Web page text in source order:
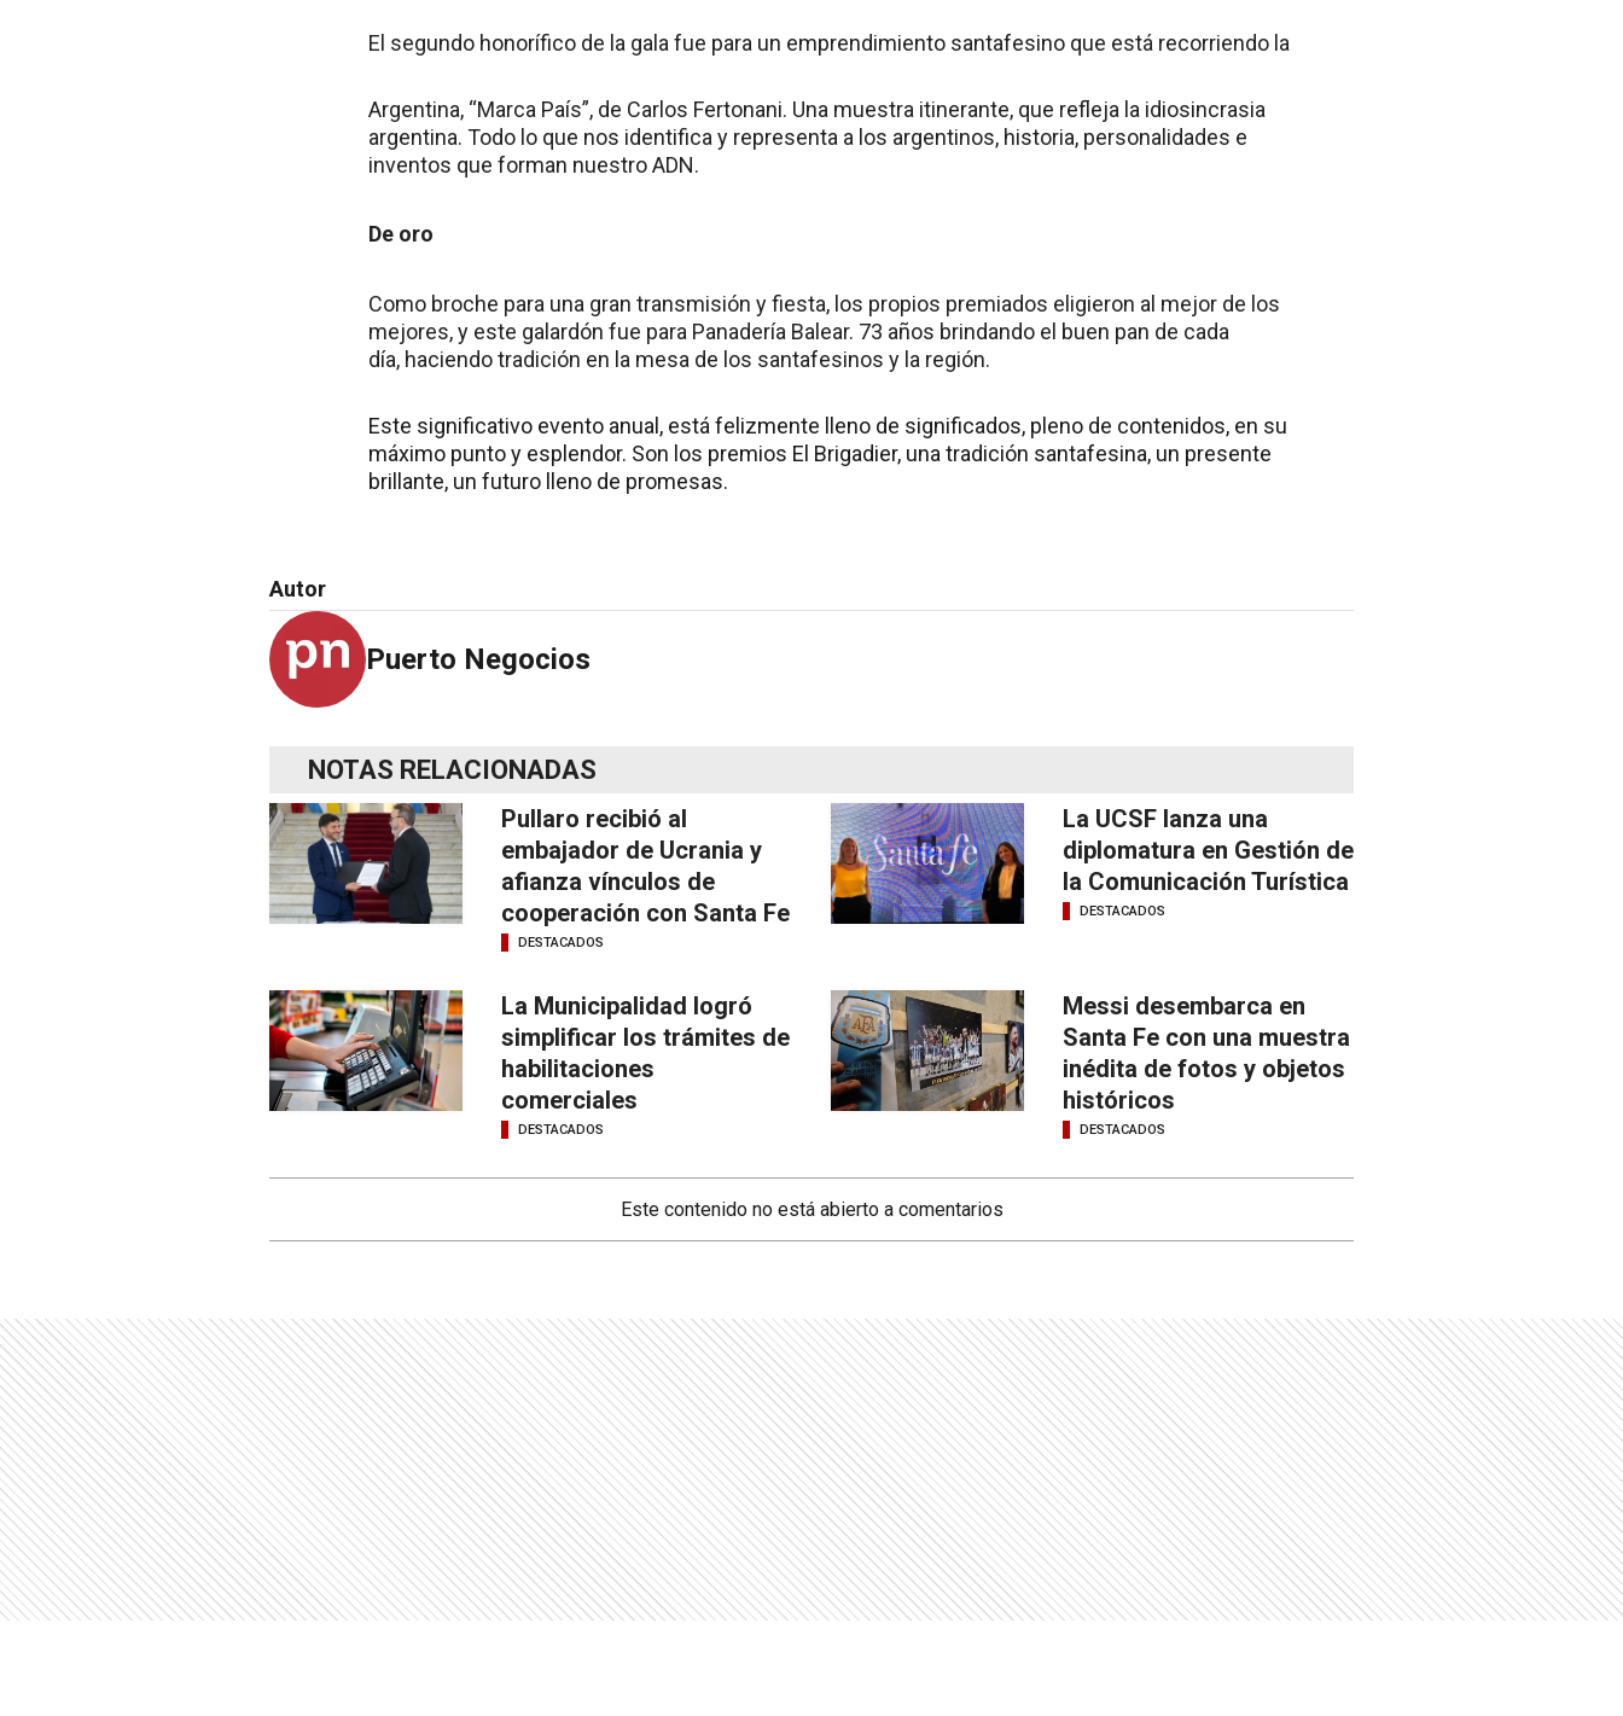
El segundo honorífico de la gala fue para un emprendimiento santafesino que está recorriendo la
Argentina, “Marca País”, de Carlos Fertonani. Una muestra itinerante, que refleja la idiosincrasia
argentina. Todo lo que nos identifica y representa a los argentinos, historia, personalidades e
inventos que forman nuestro ADN.
De oro
Como broche para una gran transmisión y fiesta, los propios premiados eligieron al mejor de los
mejores, y este galardón fue para Panadería Balear. 73 años brindando el buen pan de cada
día, haciendo tradición en la mesa de los santafesinos y la región.
Este significativo evento anual, está felizmente lleno de significados, pleno de contenidos, en su
máximo punto y esplendor. Son los premios El Brigadier, una tradición santafesina, un presente
brillante, un futuro lleno de promesas.
Autor
Puerto Negocios
NOTAS RELACIONADAS
Pullaro recibió al
embajador de Ucrania y
afianza vínculos de
cooperación con Santa Fe
DESTACADOS
La UCSF lanza una
diplomatura en Gestión de
la Comunicación Turística
DESTACADOS
La Municipalidad logró
simplificar los trámites de
habilitaciones
comerciales
DESTACADOS
Messi desembarca en
Santa Fe con una muestra
inédita de fotos y objetos
históricos
DESTACADOS
Este contenido no está abierto a comentarios